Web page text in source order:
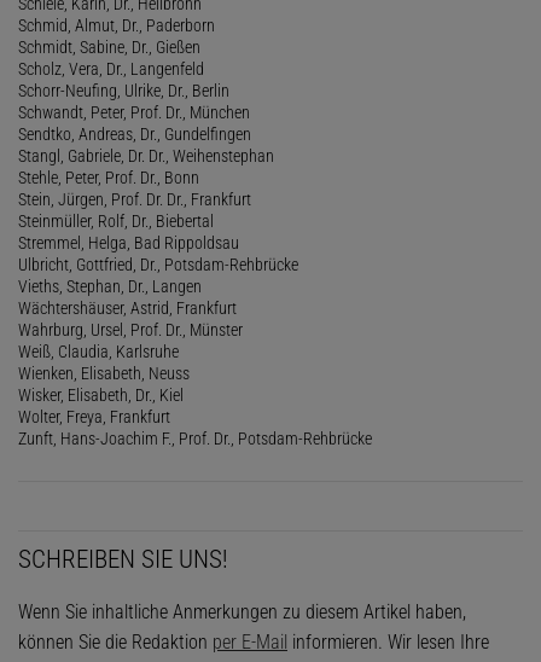
Schmid, Almut, Dr., Paderborn
Schmidt, Sabine, Dr., Gießen
Scholz, Vera, Dr., Langenfeld
Schorr-Neufing, Ulrike, Dr., Berlin
Schwandt, Peter, Prof. Dr., München
Sendtko, Andreas, Dr., Gundelfingen
Stangl, Gabriele, Dr. Dr., Weihenstephan
Stehle, Peter, Prof. Dr., Bonn
Stein, Jürgen, Prof. Dr. Dr., Frankfurt
Steinmüller, Rolf, Dr., Biebertal
Stremmel, Helga, Bad Rippoldsau
Ulbricht, Gottfried, Dr., Potsdam-Rehbrücke
Vieths, Stephan, Dr., Langen
Wächtershäuser, Astrid, Frankfurt
Wahrburg, Ursel, Prof. Dr., Münster
Weiß, Claudia, Karlsruhe
Wienken, Elisabeth, Neuss
Wisker, Elisabeth, Dr., Kiel
Wolter, Freya, Frankfurt
Zunft, Hans-Joachim F., Prof. Dr., Potsdam-Rehbrücke
SCHREIBEN SIE UNS!
Wenn Sie inhaltliche Anmerkungen zu diesem Artikel haben,
können Sie die Redaktion per E-Mail informieren. Wir lesen Ihre